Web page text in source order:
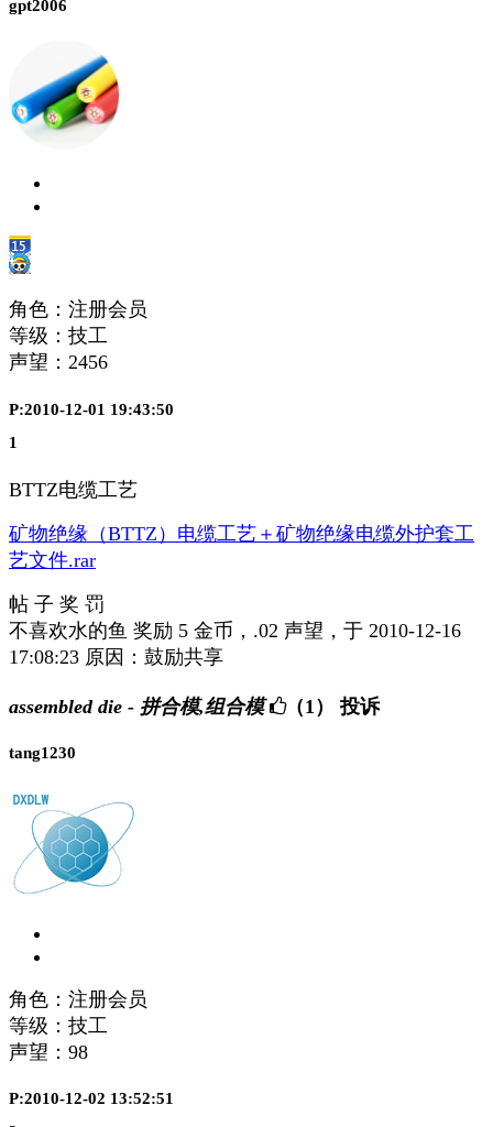
gpt2006
角色：注册会员
等级：技工
声望： 2456
P:2010-12-01 19:43:50
1
BTTZ电缆工艺
矿物绝缘（BTTZ）电缆工艺＋矿物绝缘电缆外护套工
艺文件.rar
帖 子 奖 罚
不喜欢水的鱼 奖励 5 金币，.02 声望，于 2010-12-16
17:08:23 原因：鼓励共享
assembled die - 拼合模,组合模 （1） 投诉
tang1230
角色：注册会员
等级：技工
声望： 98
P:2010-12-02 13:52:51